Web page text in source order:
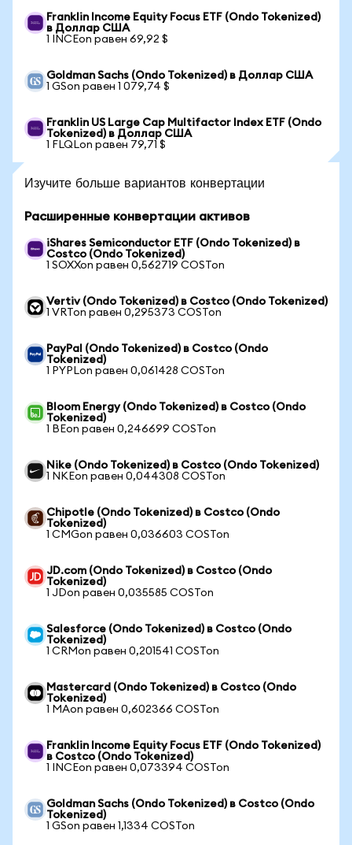
Franklin Income Equity Focus ETF (Ondo Tokenized)
в Доллар США
1 INCEon равен 69,92 $
Goldman Sachs (Ondo Tokenized) в Доллар США
1 GSon равен 1 079,74 $
Franklin US Large Cap Multifactor Index ETF (Ondo
Tokenized) в Доллар США
1 FLQLon равен 79,71 $
Изучите больше вариантов конвертации
Расширенные конвертации активов
iShares Semiconductor ETF (Ondo Tokenized) в
Costco (Ondo Tokenized)
1 SOXXon равен 0,562719 COSTon
Vertiv (Ondo Tokenized) в Costco (Ondo Tokenized)
1 VRTon равен 0,295373 COSTon
PayPal (Ondo Tokenized) в Costco (Ondo
Tokenized)
1 PYPLon равен 0,061428 COSTon
Bloom Energy (Ondo Tokenized) в Costco (Ondo
Tokenized)
1 BEon равен 0,246699 COSTon
Nike (Ondo Tokenized) в Costco (Ondo Tokenized)
1 NKEon равен 0,044308 COSTon
Chipotle (Ondo Tokenized) в Costco (Ondo
Tokenized)
1 CMGon равен 0,036603 COSTon
JD.com (Ondo Tokenized) в Costco (Ondo
Tokenized)
1 JDon равен 0,035585 COSTon
Salesforce (Ondo Tokenized) в Costco (Ondo
Tokenized)
1 CRMon равен 0,201541 COSTon
Mastercard (Ondo Tokenized) в Costco (Ondo
Tokenized)
1 MAon равен 0,602366 COSTon
Franklin Income Equity Focus ETF (Ondo Tokenized)
в Costco (Ondo Tokenized)
1 INCEon равен 0,073394 COSTon
Goldman Sachs (Ondo Tokenized) в Costco (Ondo
Tokenized)
1 GSon равен 1,1334 COSTon